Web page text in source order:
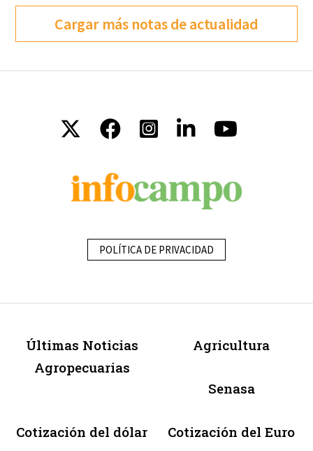
Cargar más notas de actualidad
POLÍTICA DE PRIVACIDAD
Últimas Noticias
Agropecuarias
Agricultura
Senasa
Cotización del dólar Cotización del Euro